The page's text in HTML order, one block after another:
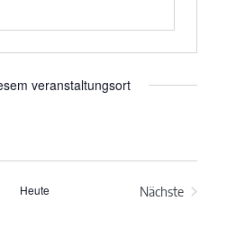
veranstaltungsort
Heute
Nächste